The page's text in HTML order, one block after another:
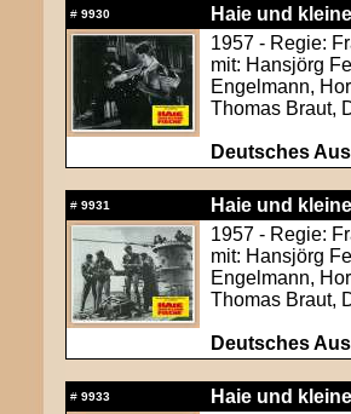
# 9930
Haie und
1957 - Regie:
mit: Hansjörg
Engelmann,
Thomas Braut,
Deutsches
# 9931
Haie und
1957 - Regie:
mit: Hansjörg
Engelmann,
Thomas Braut,
Deutsches
# 9933
Haie und